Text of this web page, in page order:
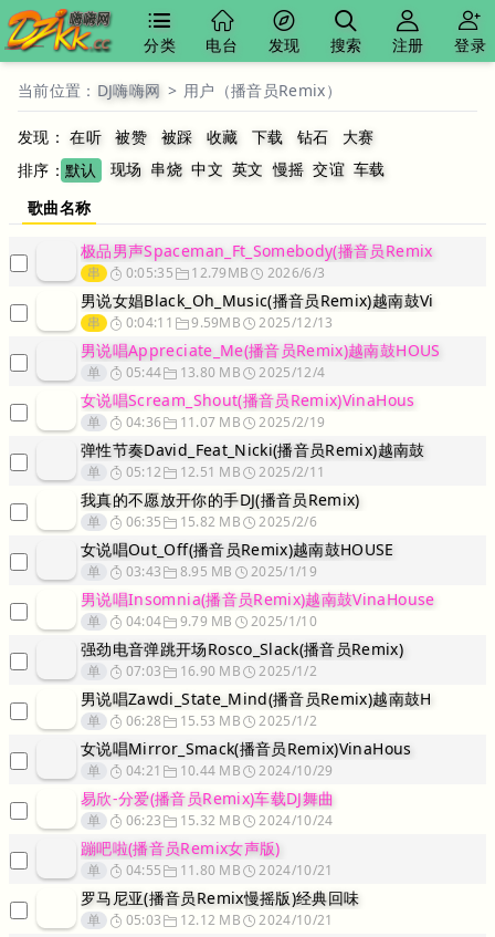
分类 电台 发现 搜索 注册 登录
当前位置： DJ嗨嗨网 > 用户（播音员Remix）
发现： 在听 被赞 被踩 收藏 下载 钻石
大赛
排序：默认 现场 串烧 中文 英文 慢摇 交谊 车载
歌曲名称
极品男声Spaceman_Ft_Somebody(播音员Remix
串 0:05:35 12.79MB 2026/6/3
男说女娼Black_Oh_Music(播音员Remix)越南鼓Vi
串 0:04:11 9.59MB 2025/12/13
男说唱Appreciate_Me(播音员Remix)越南鼓HOUS
单 05:44 13.80 MB 2025/12/4
女说唱Scream_Shout(播音员Remix)VinaHous
单 04:36 11.07 MB 2025/2/19
弹性节奏David_Feat_Nicki(播音员Remix)越南鼓
单 05:12 12.51 MB 2025/2/11
我真的不愿放开你的手DJ(播音员Remix)
单 06:35 15.82 MB 2025/2/6
女说唱Out_Off(播音员Remix)越南鼓HOUSE
单 03:43 8.95 MB 2025/1/19
男说唱Insomnia(播音员Remix)越南鼓VinaHouse
单 04:04 9.79 MB 2025/1/10
强劲电音弹跳开场Rosco_Slack(播音员Remix)
单 07:03 16.90 MB 2025/1/2
男说唱Zawdi_State_Mind(播音员Remix)越南鼓H
单 06:28 15.53 MB 2025/1/2
女说唱Mirror_Smack(播音员Remix)VinaHous
单 04:21 10.44 MB 2024/10/29
易欣-分爱(播音员Remix)车载DJ舞曲
单 06:23 15.32 MB 2024/10/24
蹦吧啦(播音员Remix女声版)
单 04:55 11.80 MB 2024/10/21
罗马尼亚(播音员Remix慢摇版)经典回味
单 05:03 12.12 MB 2024/10/21